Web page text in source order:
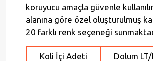
koruyucu amaçla güvenle
alanına göre özel oluşturulmuş
20 farklı renk seçeneği
Koli İçi Adeti
Dolum LT/